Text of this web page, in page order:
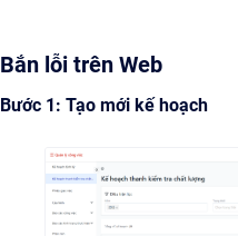
Bắn lỗi trên Web
Bước 1: Tạo mới kế hoạch